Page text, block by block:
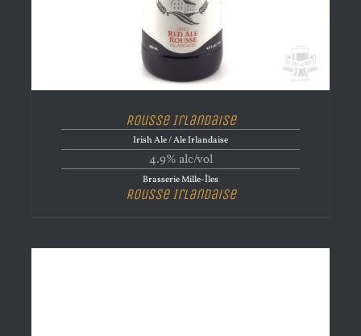
Rousse Irlandaise
Irish Ale / Ale Irlandaise
4.9% alc/vol
Brasserie Mille-Îles
Rousse Irlandaise